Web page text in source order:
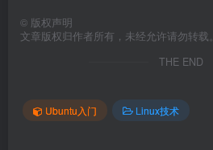
© 版权声明
文章版权归作者所有，未经允许请勿转载。
THE END
Ubuntu入门 Linux技术